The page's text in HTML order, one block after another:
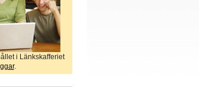
i Länkskafferiet
.